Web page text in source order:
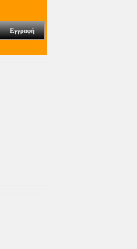
Εγγραφή